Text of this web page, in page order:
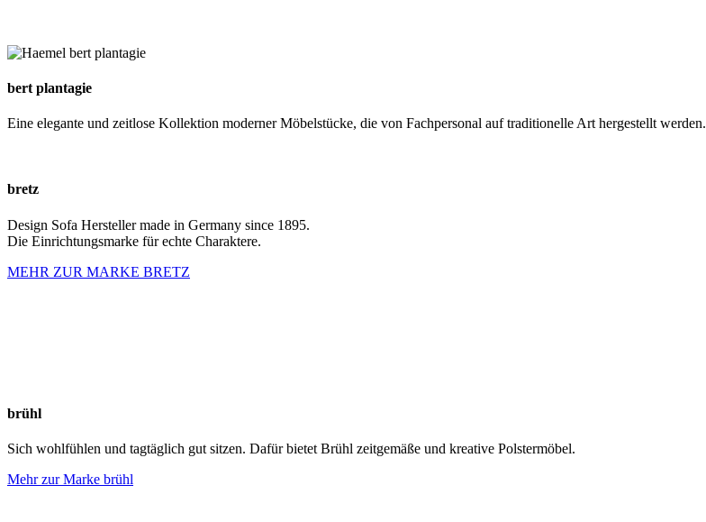
bert plantagie
Eine elegante und zeitlose Kollektion moderner Möbelstücke, die von Fachpersonal auf traditionelle Art hergestellt werden.
bretz
Design Sofa Hersteller made in Germany since 1895.
Die Einrichtungsmarke für echte Charaktere.
MEHR ZUR MARKE BRETZ
brühl
Sich wohlfühlen und tagtäglich gut sitzen. Dafür bietet Brühl zeitgemäße und kreative Polstermöbel.
Mehr zur Marke brühl